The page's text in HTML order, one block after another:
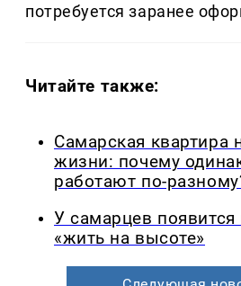
потребуется заранее
Читайте также:
Самарская квартира
жизни: почему
работают по-
У самарцев
«жить на высоте»